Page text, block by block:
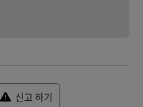
신고 하기